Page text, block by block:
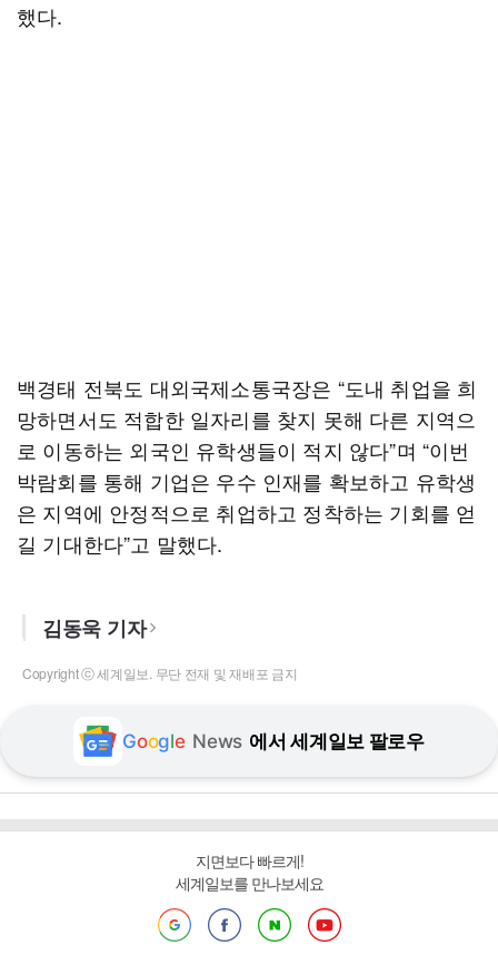
했다.
백경태 전북도 대외국제소통국장은 “도내 취업을 희
망하면서도 적합한 일자리를 찾지 못해 다른 지역으
로 이동하는 외국인 유학생들이 적지 않다”며 “이번
박람회를 통해 기업은 우수 인재를 확보하고 유학생
은 지역에 안정적으로 취업하고 정착하는 기회를 얻
길 기대한다”고 말했다.
김동욱 기자
Copyright ⓒ 세계일보. 무단 전재 및 재배포 금지
Google News 에서 세계일보 팔로우
지면보다 빠르게!
세계일보를 만나보세요